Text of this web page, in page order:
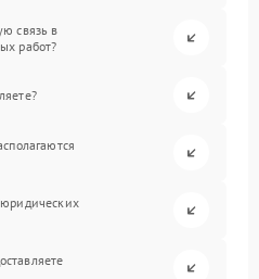
связь в
работ?